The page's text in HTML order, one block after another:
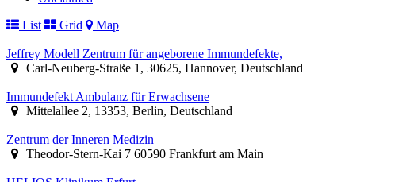
List
Grid Map
Jeffrey Modell Zentrum für angeborene Immundefekte,
Carl-Neuberg-Straße 1, 30625, Hannover, Deutschland
Immundefekt Ambulanz für Erwachsene
Mittelallee 2, 13353, Berlin, Deutschland
Zentrum der Inneren Medizin
Theodor-Stern-Kai 7 60590 Frankfurt am Main